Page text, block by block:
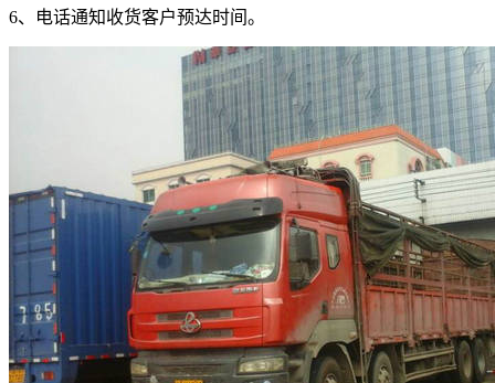
6、电话通知收货客户预达时间。